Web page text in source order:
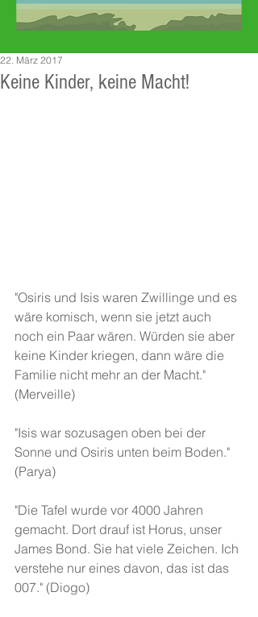
Keine Kinder, keine Macht!
22. März 2017
"Osiris und Isis waren Zwillinge und es
wäre komisch, wenn sie jetzt auch
noch ein Paar wären. Würden sie aber
keine Kinder kriegen, dann wäre die
Familie nicht mehr an der Macht."
(Merveille)
"Isis war sozusagen oben bei der
Sonne und Osiris unten beim Boden."
(Parya)
"Die Tafel wurde vor 4000 Jahren
gemacht. Dort drauf ist Horus, unser
James Bond. Sie hat viele Zeichen. Ich
verstehe nur eines davon, das ist das
007." (Diogo)